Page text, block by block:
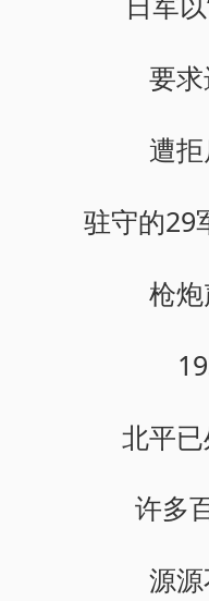
要
遭
驻守的29
枪
北平
许多
源